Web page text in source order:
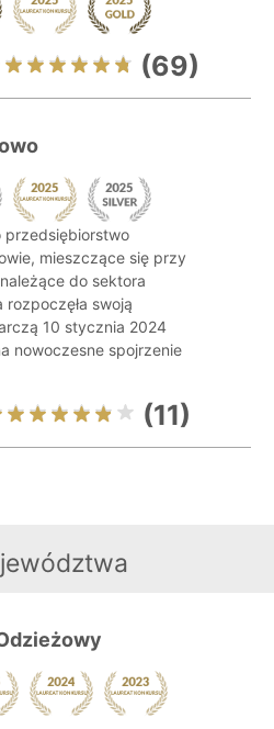
(69)
przedsiębiorstwo
mieszczące się przy
do sektora
swoją
10 stycznia 2024
nowoczesne spojrzenie
(11)